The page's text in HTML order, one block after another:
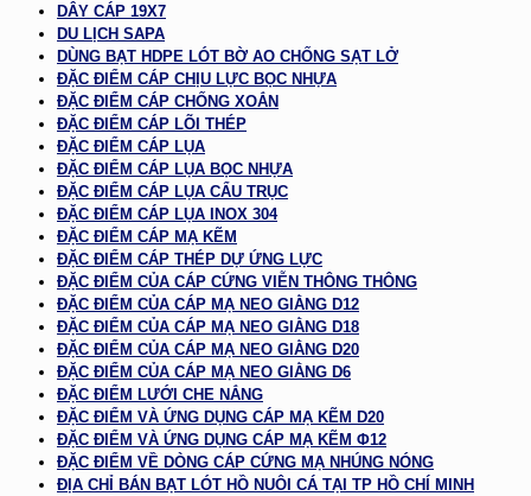
DÂY CÁP 19X7
DU LỊCH SAPA
DÙNG BẠT HDPE LÓT BỜ AO CHỐNG SẠT LỞ
ĐẶC ĐIỂM CÁP CHỊU LỰC BỌC NHỰA
ĐẶC ĐIỂM CÁP CHỐNG XOẮN
ĐẶC ĐIỂM CÁP LÕI THÉP
ĐẶC ĐIỂM CÁP LỤA
ĐẶC ĐIỂM CÁP LỤA BỌC NHỰA
ĐẶC ĐIỂM CÁP LỤA CẨU TRỤC
ĐẶC ĐIỂM CÁP LỤA INOX 304
ĐẶC ĐIỂM CÁP MẠ KẼM
ĐẶC ĐIỂM CÁP THÉP DỰ ỨNG LỰC
ĐẶC ĐIỂM CỦA CÁP CỨNG VIỄN THÔNG THÔNG
ĐẶC ĐIỂM CỦA CÁP MẠ NEO GIẰNG D12
ĐẶC ĐIỂM CỦA CÁP MẠ NEO GIẰNG D18
ĐẶC ĐIỂM CỦA CÁP MẠ NEO GIẰNG D20
ĐẶC ĐIỂM CỦA CÁP MẠ NEO GIẰNG D6
ĐẶC ĐIỂM LƯỚI CHE NẮNG
ĐẶC ĐIỂM VÀ ỨNG DỤNG CÁP MẠ KẼM D20
ĐẶC ĐIỂM VÀ ỨNG DỤNG CÁP MẠ KẼM Φ12
ĐẶC ĐIỂM VỀ DÒNG CÁP CỨNG MẠ NHÚNG NÓNG
ĐỊA CHỈ BÁN BẠT LÓT HỒ NUÔI CÁ TẠI TP HỒ CHÍ MINH